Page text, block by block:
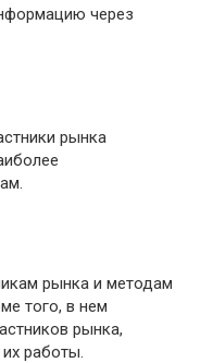
через
рынка
рынка и методам
того, в нем
рынка,
работы.